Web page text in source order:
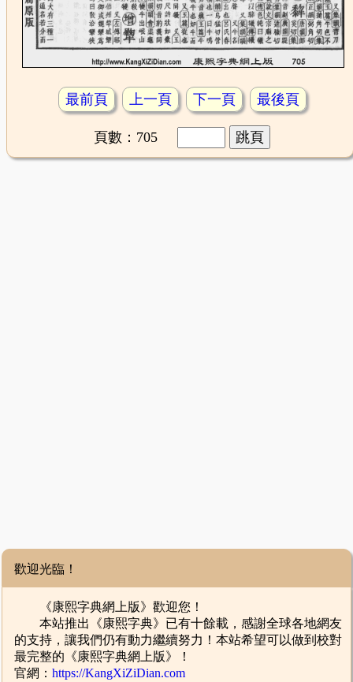
最前頁 上一頁 下一頁 最後頁
頁數：705
歡迎光臨！
《康熙字典網上版》歡迎您！
本站推出《康熙字典》已有十餘載，感謝全球各地網友
的支持，讓我們仍有動力繼續努力！本站希望可以做到校對
最完整的《康熙字典網上版》！
官網：https://KangXiZiDian.com